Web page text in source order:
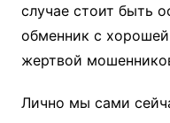
случае стоит быть
обменник с
жертвой
Лично мы сами